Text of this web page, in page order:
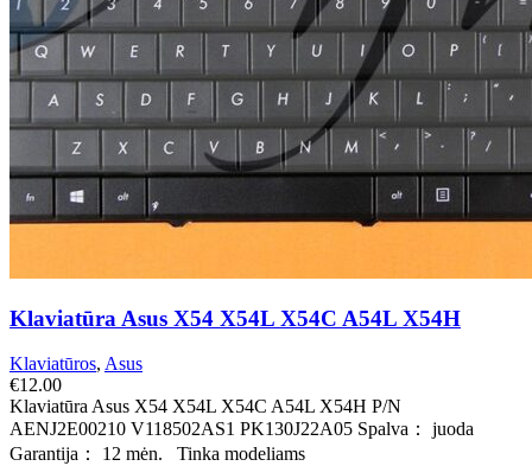
Klaviatūra Asus X54 X54L X54C A54L X54H
Klaviatūros, Asus
€12.00
Klaviatūra Asus X54 X54L X54C A54L X54H P/N
AENJ2E00210 V118502AS1 PK130J22A05 Spalva： juoda
Garantija： 12 mėn. Tinka modeliams